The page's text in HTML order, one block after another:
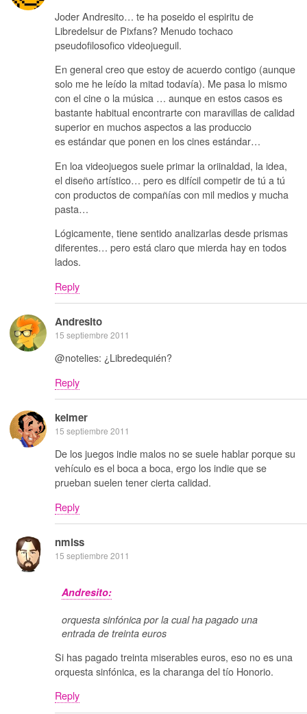
Joder Andresito… te ha poseido el espiritu de
Libredelsur de Pixfans? Menudo tochaco
pseudofilosofico videojueguil.
En general creo que estoy de acuerdo contigo (aunque
solo me he leído la mitad todavía). Me pasa lo mismo
con el cine o la música … aunque en estos casos es
bastante habitual encontrarte con maravillas de calidad
superior en muchos aspectos a las produccio
es estándar que ponen en los cines estándar…
En loa videojuegos suele primar la oriinaldad, la idea,
el diseño artístico… pero es difícil competir de tú a tú
con productos de compañías con mil medios y mucha
pasta…
Lógicamente, tiene sentido analizarlas desde prismas
diferentes… pero está claro que mierda hay en todos
lados.
Reply
Andresito
15 septiembre 2011
@notelies: ¿Libredequién?
Reply
kelmer
15 septiembre 2011
De los juegos indie malos no se suele hablar porque su
vehículo es el boca a boca, ergo los indie que se
prueban suelen tener cierta calidad.
Reply
nmlss
15 septiembre 2011
Andresito:
orquesta sinfónica por la cual ha pagado una
entrada de treinta euros
Si has pagado treinta miserables euros, eso no es una
orquesta sinfónica, es la charanga del tío Honorio.
Reply